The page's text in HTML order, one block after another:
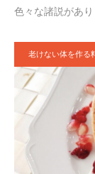
色々な諸説があ
老けない体を作る